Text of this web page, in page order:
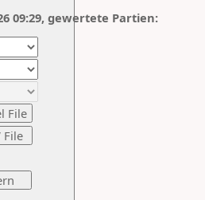
09:29, gewertete Partien: